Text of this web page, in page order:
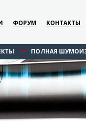
ФОРУМ КОНТАКТЫ
ПОЛНАЯ